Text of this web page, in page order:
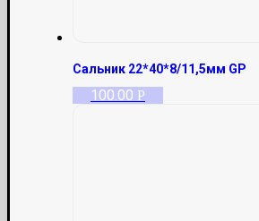
Сальник 22*40*8/11,5мм GP
100.00 Р